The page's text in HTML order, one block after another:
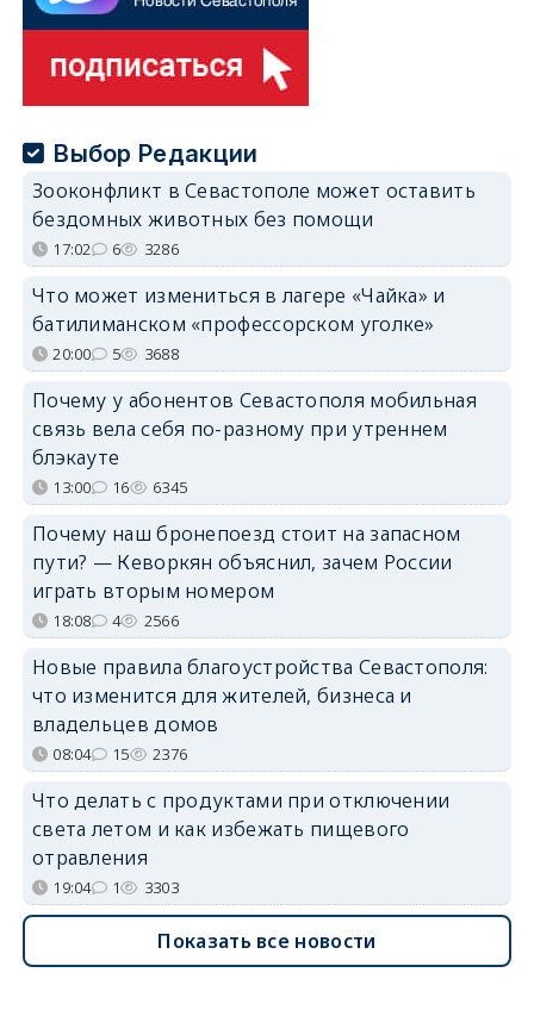
Выбор Редакции
Зооконфликт в Севастополе может оставить
бездомных животных без помощи
17:02 6 3286
Что может измениться в лагере «Чайка» и
батилиманском «профессорском уголке»
20:00 5 3688
Почему у абонентов Севастополя мобильная
связь вела себя по-разному при утреннем
блэкауте
13:00 16 6345
Почему наш бронепоезд стоит на запасном
пути? — Кеворкян объяснил, зачем России
играть вторым номером
18:08 4 2566
Новые правила благоустройства Севастополя:
что изменится для жителей, бизнеса и
владельцев домов
08:04 15 2376
Что делать с продуктами при отключении
света летом и как избежать пищевого
отравления
19:04 1 3303
Показать все новости